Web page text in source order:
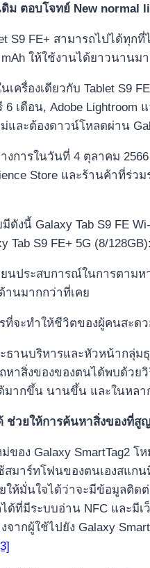
ม ตอบโจทย์ New normal
S9 FE+ สามารถไปได้ทุ
ให้ใช้งานได้ยาวนาน
ครื่องเดียวกับ Tablet S9
6 เดือน, Adobe Lightroom
และต้องดาวน์โหลดผ่าน
งการในวันที่ 4 ตุลาคม
Store และร้านค้าที่ร่ว
งนี้ Galaxy Tab S9 FE
Tab S9 FE+ 5G (8/
นประสบการณ์ในการตามห
านมากกว่าที่เคย
รที่จะทำให้ชีวิตของผู้คนสะ
ธานบริหารและหัวหน้ากลุ่มธุ
หาสิ่งของของตนได้พบด้วย
ด้มากขึ้น นานขึ้น และในหล
วยให้การค้นหาสิ่งของที่สูญ
ของ Galaxy SmartTag2 โ
สมาร์ทโฟนของตนเองสแ
ให้มั่นใจได้ว่าจะมีข้อมูลติ
ด้ที่มีระบบอ่าน NFC และมี
จากผู้ใช้ไปยัง Galaxy